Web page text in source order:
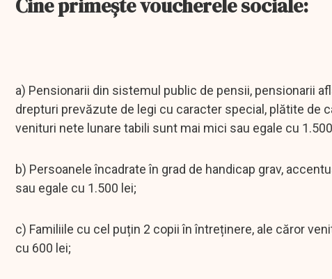
Cine primește voucherele sociale:
a) Pensionarii din sistemul public de pensii, pensionarii
drepturi prevăzute de legi cu caracter special, plătite de
venituri nete lunare tabili sunt mai mici sau egale cu
b) Persoanele încadrate în grad de handicap grav,
sau egale cu 1.500 lei;
c) Familiile cu cel puțin 2 copii în întreținere, ale căror
cu 600 lei;